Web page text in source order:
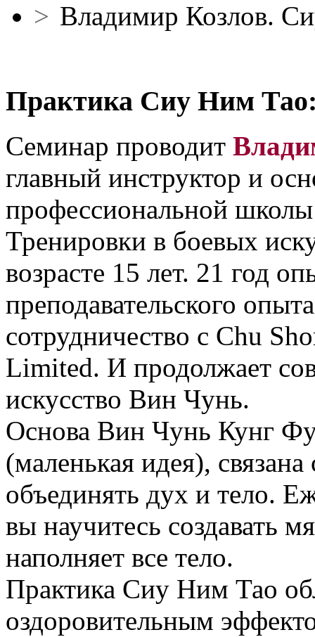
> Владимир Козлов.
Практика Сиу Ним Тао:
Семинар проводит
главный инструктор и
профессиональной
Тренировки в боевых
возрасте 15 лет. 21 год
преподавательского
сотрудничество с Chu
Limited. И продолжает
искусство Вин Чунь.
Основа Вин Чунь Кунг
(маленькая идея),
объединять дух и тело.
вы научитесь создавать
наполняет все тело.
Практика Сиу Ним Тао
оздоровительным